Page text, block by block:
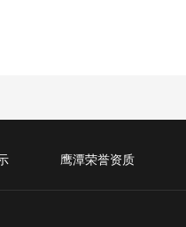
鹰潭荣誉资质